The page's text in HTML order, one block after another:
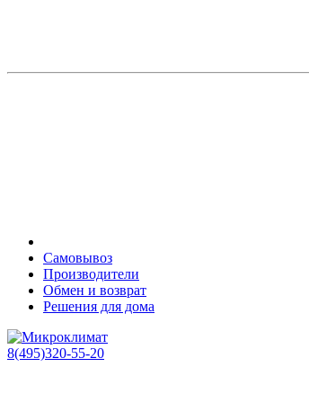
Самовывоз
Производители
Обмен и возврат
Решения для дома
8(495)320-55-20